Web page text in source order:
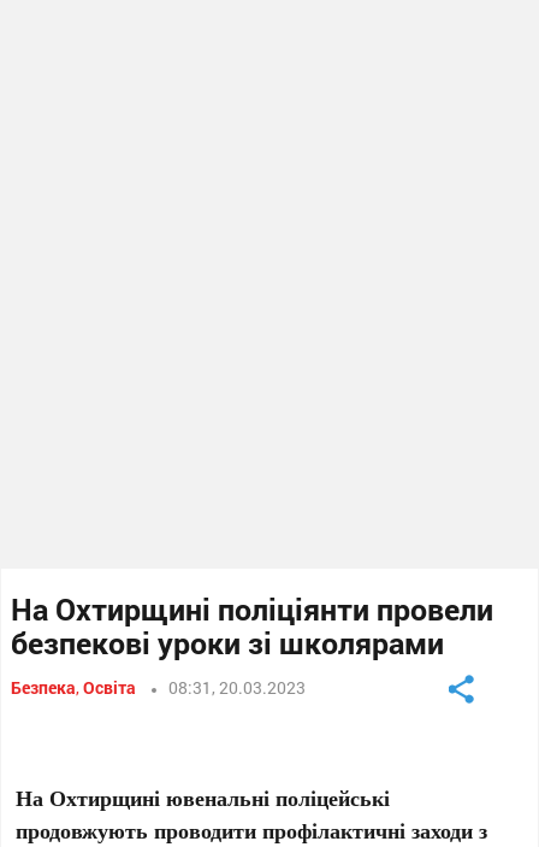
На Охтирщині поліціянти провели
безпекові уроки зі школярами
Безпека,Освіта 08:31, 20.03.2023
На Охтирщині ювенальні поліцейські
продовжують проводити профілактичні заходи з